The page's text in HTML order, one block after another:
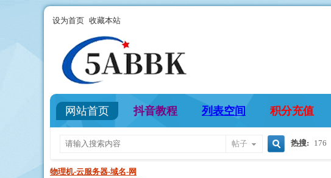
设为首页 收藏本站
网站首页 抖音教程 列表空间 积分充值
帖子 热搜: 176
物理机-云服务器-域名-网